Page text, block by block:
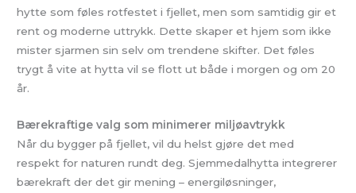
hytte som føles rotfestet i fjellet, men som samtidig gir et
rent og moderne uttrykk. Dette skaper et hjem som ikke
mister sjarmen sin selv om trendene skifter. Det føles
trygt å vite at hytta vil se flott ut både i morgen og om 20
år.
Bærekraftige valg som minimerer miljøavtrykk
Når du bygger på fjellet, vil du helst gjøre det med
respekt for naturen rundt deg. Sjemmedalhytta integrerer
bærekraft der det gir mening – energiløsninger,